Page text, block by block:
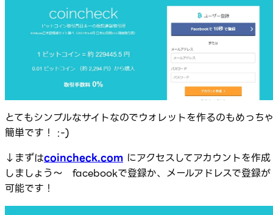
とてもシンプルなサイトなのでウォレットを作るのもめっちゃ
簡単です！ :-)
↓まずはcoincheck.com にアクセスしてアカウントを作成
しましょう～ facebookで登録か、メールアドレスで登録が
可能です！